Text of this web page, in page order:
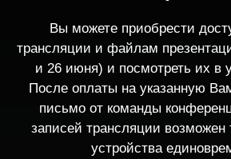
записей трансляции возможен только с одного
устройства единовременно.
По любым вопросам пишите
contact@conversations-ai.co m